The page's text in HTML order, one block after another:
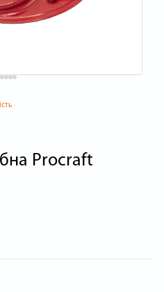
Procraft